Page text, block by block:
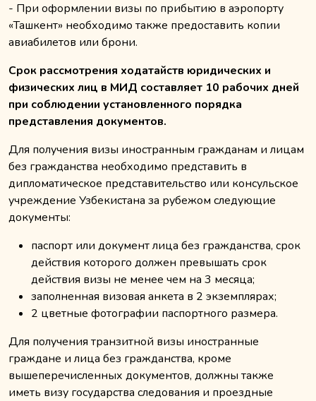
- При оформлении визы по прибытию в аэропорту
«Ташкент» необходимо также предоставить копии
авиабилетов или брони.
Срок рассмотрения ходатайств юридических и
физических лиц в МИД составляет 10 рабочих дней
при соблюдении установленного порядка
представления документов.
Для получения визы иностранным гражданам и лицам
без гражданства необходимо представить в
дипломатическое представительство или консульское
учреждение Узбекистана за рубежом следующие
документы:
паспорт или документ лица без гражданства, срок
действия которого должен превышать срок
действия визы не менее чем на 3 месяца;
заполненная визовая анкета в 2 экземплярах;
2 цветные фотографии паспортного размера.
Для получения транзитной визы иностранные
граждане и лица без гражданства, кроме
вышеперечисленных документов, должны также
иметь визу государства следования и проездные